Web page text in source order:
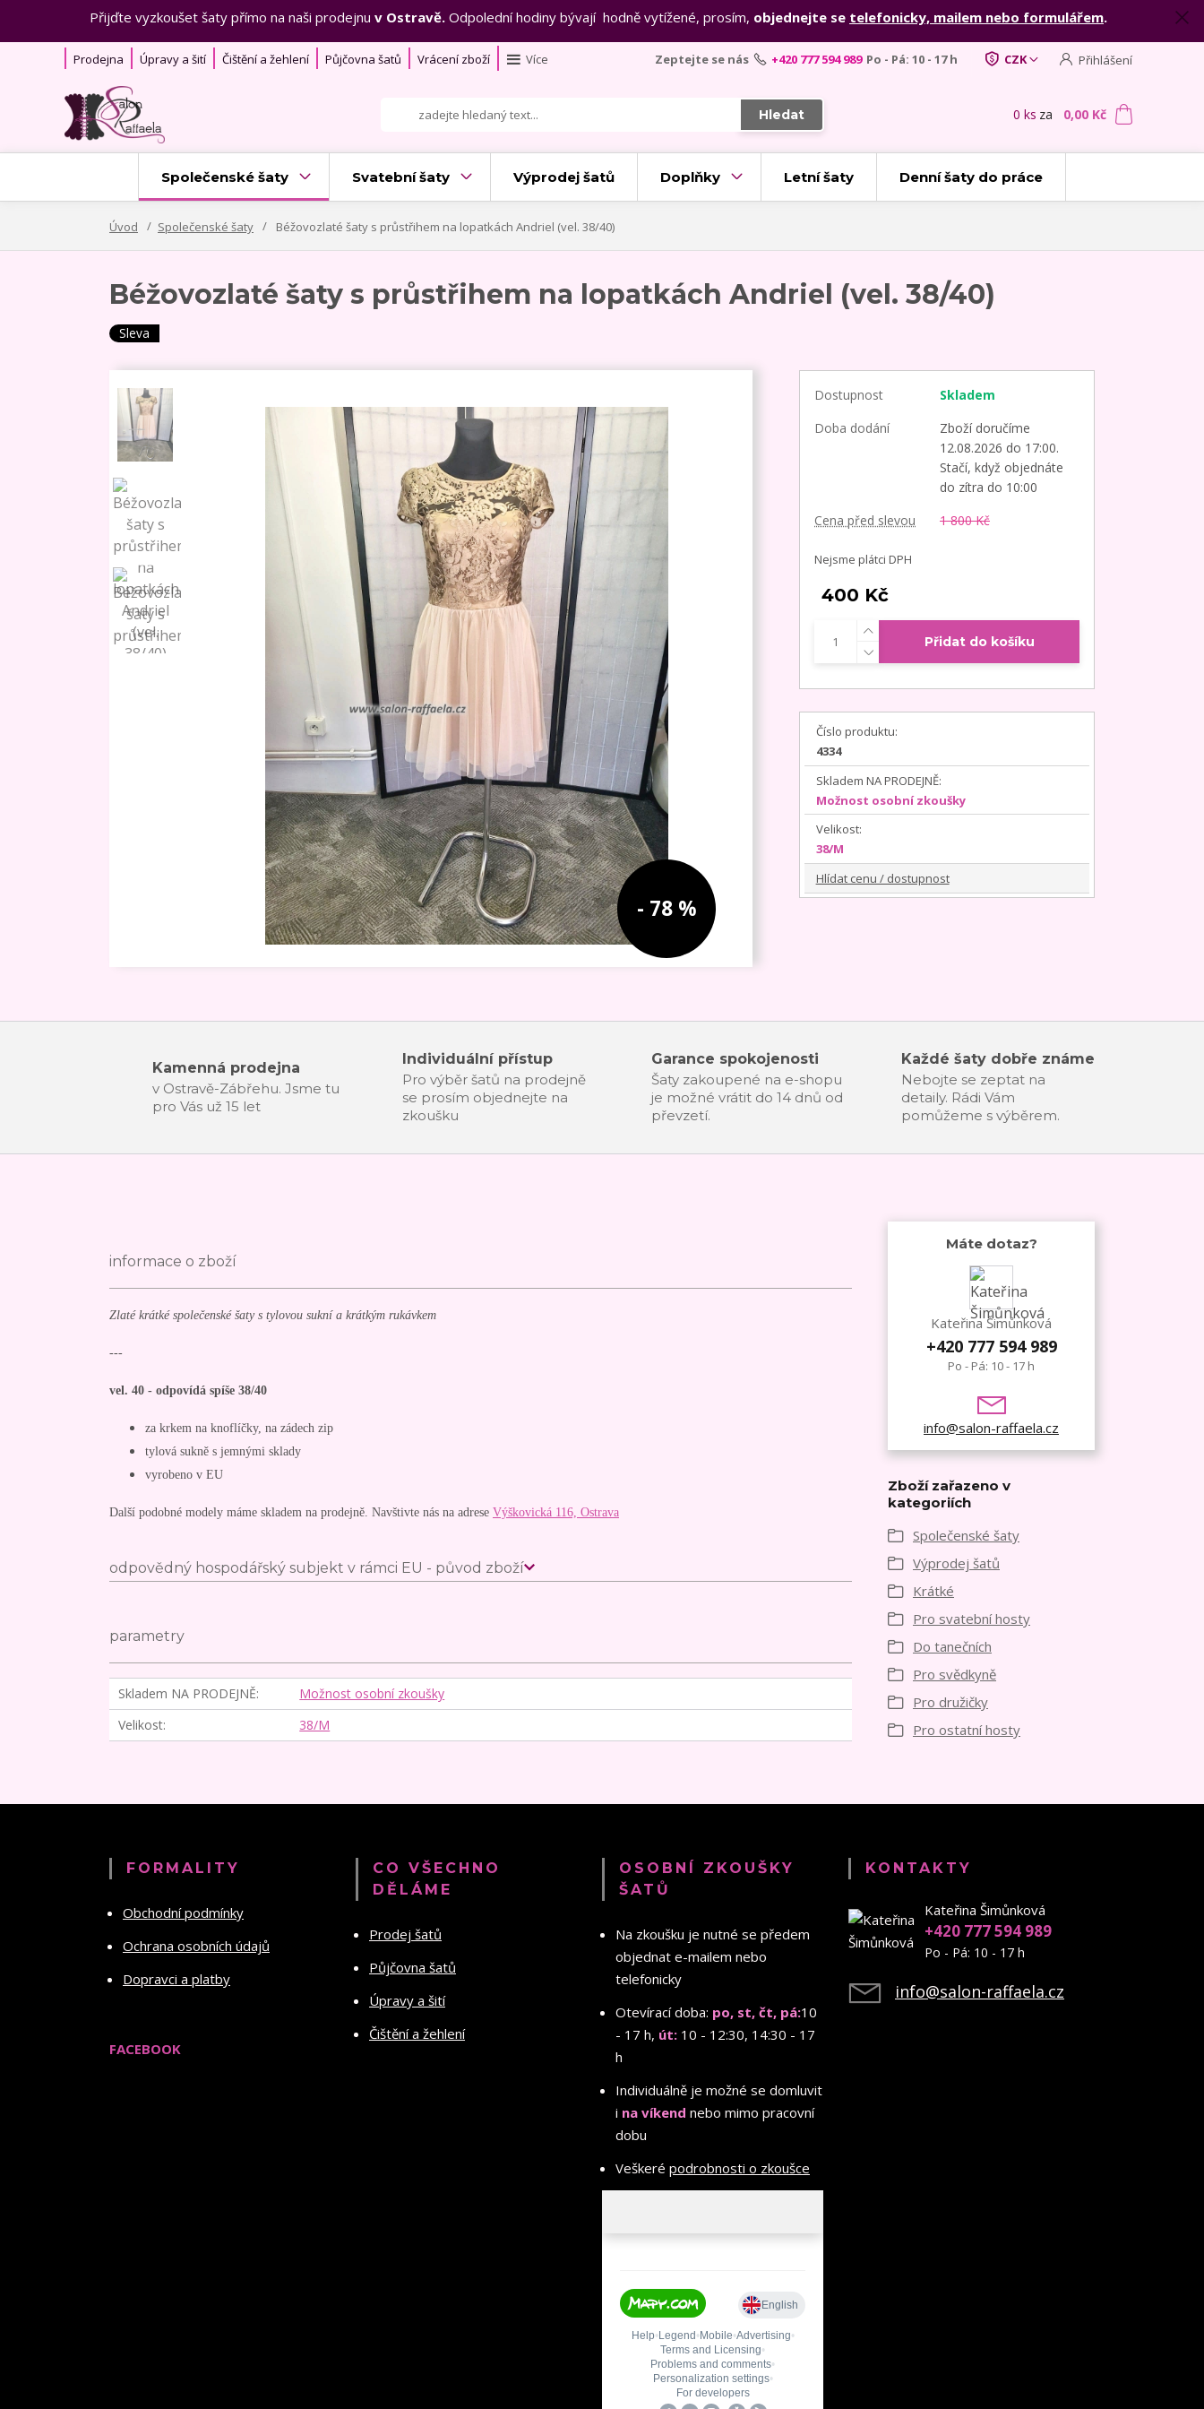
Přijďte vyzkoušet šaty přímo na naši prodejnu v Ostravě. Odpolední hodiny bývají hodně vytížené, prosím, objednejte se telefonicky, mailem nebo formulářem.
Prodejna Úpravy a šití Čištění a žehlení Půjčovna šatů Vrácení zboží Více CZK Přihlášení
Hledat
Zeptejte se nás +420 777 594 989 Po - Pá: 10 - 17 h
0 ks za 0,00 Kč
Společenské šaty Svatební šaty Výprodej šatů Doplňky Letní šaty Denní šaty do práce
Úvod Společenské šaty Béžovozlaté šaty s průstřihem na lopatkách Andriel (vel. 38/40)
Béžovozlaté šaty s průstřihem na lopatkách Andriel (vel. 38/40)
Sleva
- 78 %
Dostupnost
Skladem
Doba dodání
Zboží doručíme
12.08.2026 do 17:00.
Stačí, když objednáte
do zítra do 10:00
Cena před slevou
1 800 Kč
Nejsme plátci DPH
400 Kč
Přidat do košíku
Číslo produktu:
4334
Skladem NA PRODEJNĚ:
Možnost osobní zkoušky
Velikost:
38/M
Hlídat cenu / dostupnost
Kamenná prodejna
v Ostravě-Zábřehu. Jsme tu
pro Vás už 15 let
Individuální přístup
Pro výběr šatů na prodejně
se prosím objednejte na
zkoušku
Garance spokojenosti
Šaty zakoupené na e-shopu
je možné vrátit do 14 dnů od
převzetí.
Každé šaty dobře známe
Nebojte se zeptat na
detaily. Rádi Vám
pomůžeme s výběrem.
informace o zboží
Zlaté krátké společenské šaty s tylovou sukní a krátkým rukávkem
---
vel. 40 - odpovídá spíše 38/40
za krkem na knoflíčky, na zádech zip
tylová sukně s jemnými sklady
vyrobeno v EU
Další podobné modely máme skladem na prodejně. Navštivte nás na adrese Výškovická 116, Ostrava
odpovědný hospodářský subjekt v rámci EU - původ zboží
parametry
Skladem NA PRODEJNĚ
Možnost osobní zkoušky
Velikost
38/M
Máte dotaz?
Kateřina Šimůnková
+420 777 594 989
Po - Pá: 10 - 17 h
info@salon-raffaela.cz
Zboží zařazeno v
kategoriích
Společenské šaty
Výprodej šatů
Krátké
Pro svatební hosty
Do tanečních
Pro svědkyně
Pro družičky
Pro ostatní hosty
FORMALITY
Obchodní podmínky
Ochrana osobních údajů
Dopravci a platby
FACEBOOK
CO VŠECHNO
DĚLÁME
Prodej šatů
Půjčovna šatů
Úpravy a šití
Čištění a žehlení
OSOBNÍ ZKOUŠKY
ŠATŮ
Na zkoušku je nutné se předem
objednat e-mailem nebo
telefonicky
Otevírací doba: po, st, čt, pá:10
- 17 h, út: 10 - 12:30, 14:30 - 17
h
Individuálně je možné se domluvit
i na víkend nebo mimo pracovní
dobu
Veškeré podrobnosti o zkoušce
KONTAKTY
Kateřina Šimůnková
+420 777 594 989
Po - Pá: 10 - 17 h
info@salon-raffaela.cz